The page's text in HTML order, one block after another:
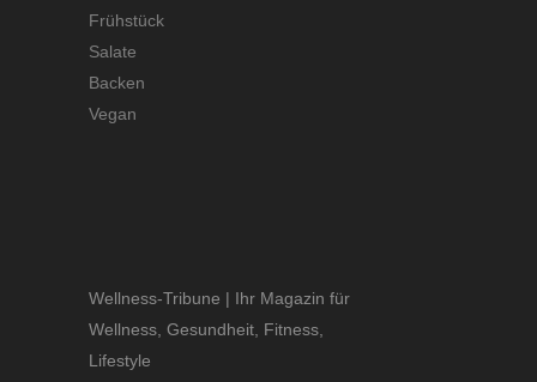
Frühstück
Salate
Backen
Vegan
Wellness-Tribune | Ihr Magazin für
Wellness, Gesundheit, Fitness,
Lifestyle